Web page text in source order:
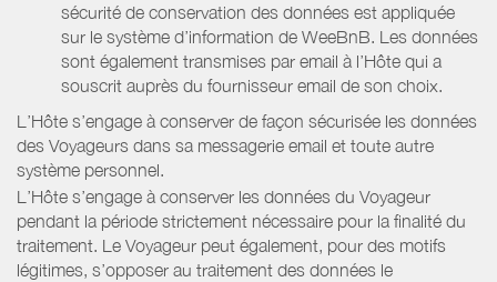
sécurité de conservation des données est appliquée
sur le système d’information de WeeBnB. Les données
sont également transmises par email à l’Hôte qui a
souscrit auprès du fournisseur email de son choix.
L’Hôte s’engage à conserver de façon sécurisée les données
des Voyageurs dans sa messagerie email et toute autre
système personnel.
L’Hôte s’engage à conserver les données du Voyageur
pendant la période strictement nécessaire pour la finalité du
traitement. Le Voyageur peut également, pour des motifs
légitimes, s’opposer au traitement des données le